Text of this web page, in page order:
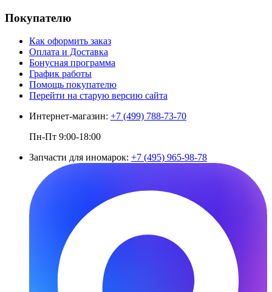
Покупателю
Как оформить заказ
Оплата и Доставка
Бонусная программа
График работы
Помощь покупателю
Перейти на старую версию сайта
Интернет-магазин: +7 (499) 788-73-70
Пн-Пт 9:00-18:00
Запчасти для иномарок: +7 (495) 965-98-78